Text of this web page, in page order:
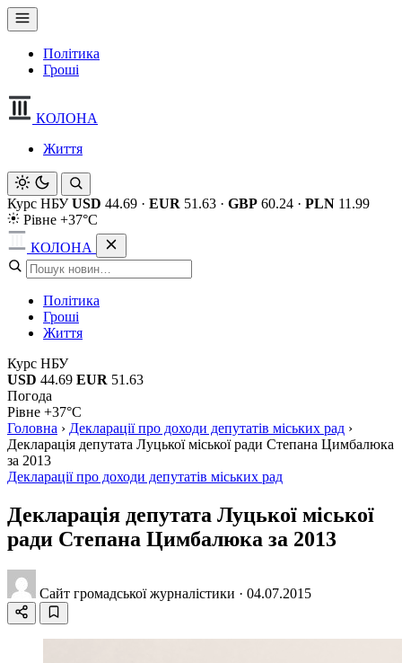
Політика
Гроші
КОЛОНА
Життя
Курс НБУ USD 44.69 · EUR 51.63 · GBP 60.24 · PLN 11.99
Рівне +37°C
КОЛОНА
Політика
Гроші
Життя
Курс НБУ
USD 44.69 EUR 51.63
Погода
Рівне +37°C
Головна › Декларації про доходи депутатів міських рад ›
Декларація депутата Луцької міської ради Степана Цимбалюка
за 2013
Декларації про доходи депутатів міських рад
Декларація депутата Луцької міської
ради Степана Цимбалюка за 2013
Сайт громадської журналістики · 04.07.2015